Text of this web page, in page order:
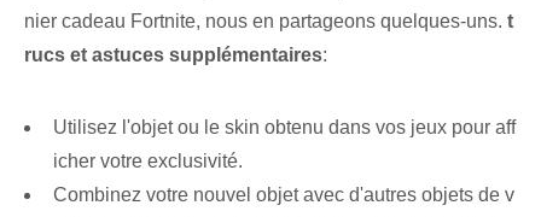
nier cadeau Fortnite, nous en partageons quelques-uns. t
rucs et astuces supplémentaires:
Utilisez l'objet ou le skin obtenu dans vos jeux pour aff
icher votre exclusivité.
Combinez votre nouvel objet avec d'autres objets de v